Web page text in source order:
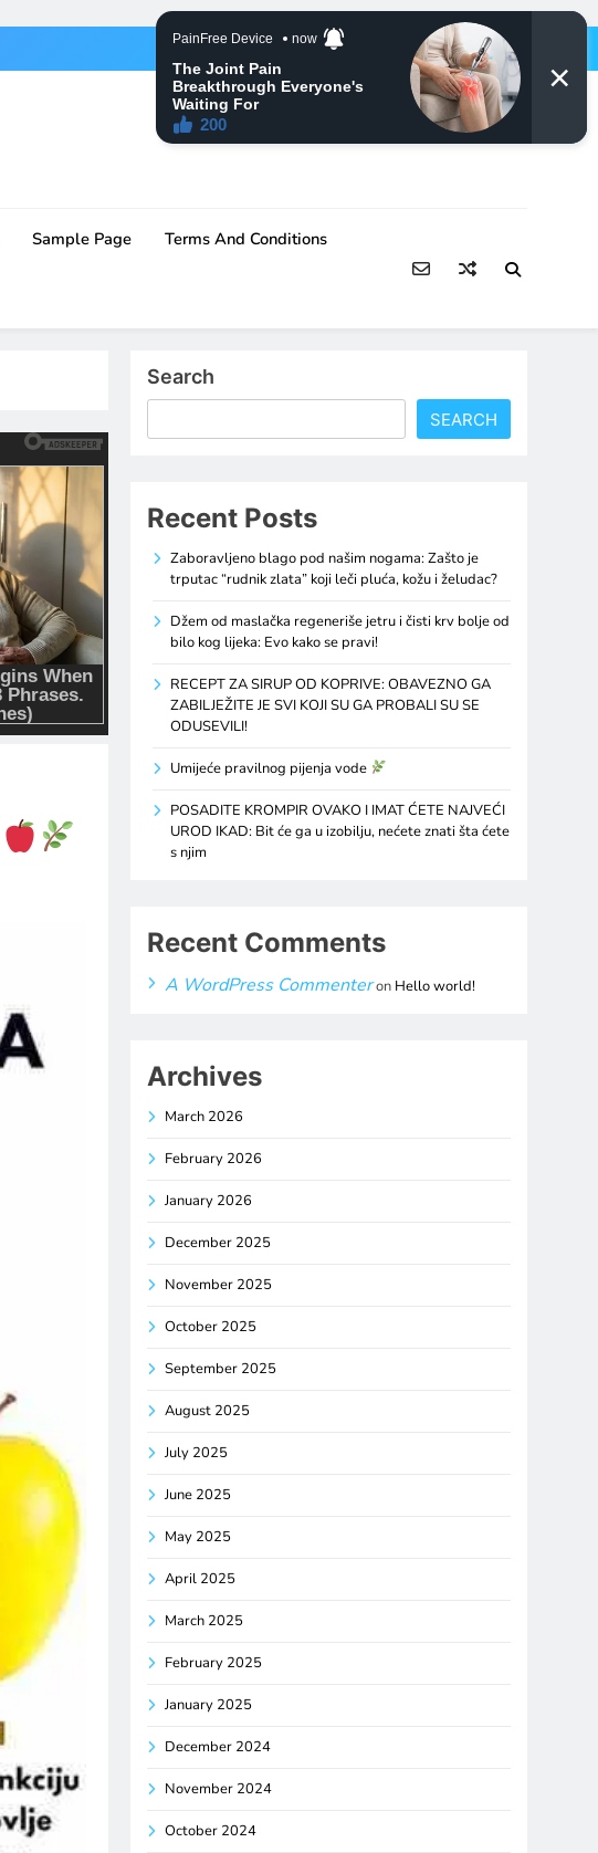
Sample Page Terms And Conditions
Search
SEARCH
Recent Posts
Zaboravljeno blago pod našim nogama: Zašto je
trputac “rudnik zlata” koji leči pluća, kožu i želudac?
Džem od maslačka regeneriše jetru i čisti krv bolje od
bilo kog lijeka: Evo kako se pravi!
RECEPT ZA SIRUP OD KOPRIVE: OBAVEZNO GA
ZABILJEŽITE JE SVI KOJI SU GA PROBALI SU SE
ODUSEVILI!
Umijeće pravilnog pijenja vode
POSADITE KROMPIR OVAKO I IMAT ĆETE NAJVEĆI
UROD IKAD: Bit će ga u izobilju, nećete znati šta ćete
s njim
Recent Comments
A WordPress Commenteron Hello world!
Archives
March 2026
February 2026
January 2026
December 2025
November 2025
October 2025
September 2025
August 2025
July 2025
June 2025
May 2025
April 2025
March 2025
February 2025
January 2025
December 2024
November 2024
October 2024